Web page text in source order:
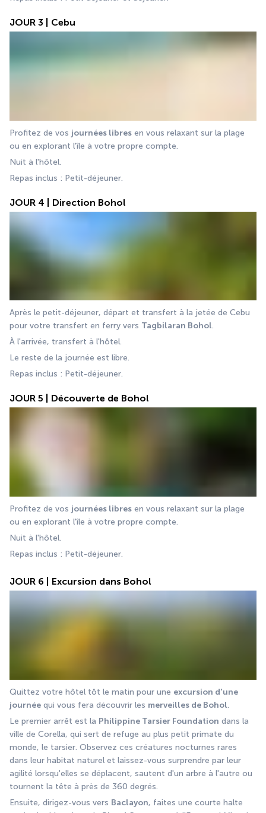
JOUR 3 | Cebu
Profitez de vos journées libres en vous relaxant sur la plage
ou en explorant l'île à votre propre compte.
Nuit à l'hôtel.
Repas inclus : Petit-déjeuner.
JOUR 4 | Direction Bohol
Après le petit-déjeuner, départ et transfert à la jetée de Cebu
pour votre transfert en ferry vers Tagbilaran Bohol.
À l'arrivée, transfert à l'hôtel.
Le reste de la journée est libre.
Repas inclus : Petit-déjeuner.
JOUR 5 | Découverte de Bohol
Profitez de vos journées libres en vous relaxant sur la plage
ou en explorant l'île à votre propre compte.
Nuit à l'hôtel.
Repas inclus : Petit-déjeuner.
JOUR 6 | Excursion dans Bohol
Quittez votre hôtel tôt le matin pour une excursion d'une
journée qui vous fera découvrir les merveilles de Bohol.
Le premier arrêt est la Philippine Tarsier Foundation dans la
ville de Corella, qui sert de refuge au plus petit primate du
monde, le tarsier. Observez ces créatures nocturnes rares
dans leur habitat naturel et laissez-vous surprendre par leur
agilité lorsqu'elles se déplacent, sautent d'un arbre à l'autre ou
tournent la tête à près de 360 ​​degrés.
Ensuite, dirigez-vous vers Baclayon, faites une courte halte